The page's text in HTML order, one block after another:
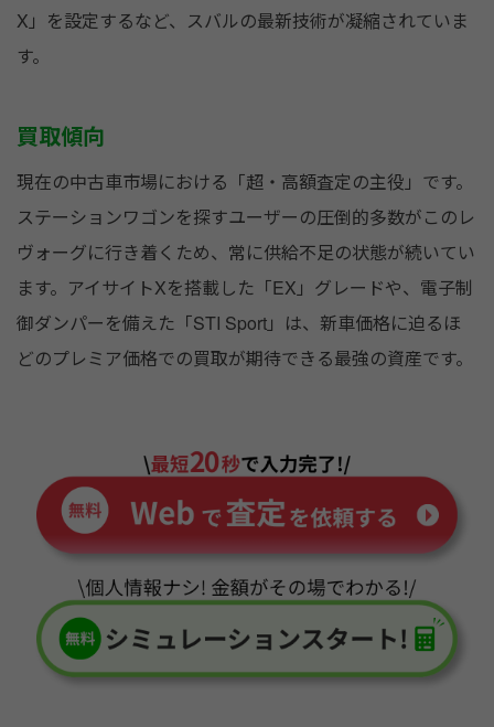
X」を設定するなど、スバルの最新技術が凝縮されていま
す。
買取傾向
現在の中古車市場における「超・高額査定の主役」です。
ステーションワゴンを探すユーザーの圧倒的多数がこのレ
ヴォーグに行き着くため、常に供給不足の状態が続いてい
ます。アイサイトXを搭載した「EX」グレードや、電子制
御ダンパーを備えた「STI Sport」は、新車価格に迫るほ
どのプレミア価格での買取が期待できる最強の資産です。